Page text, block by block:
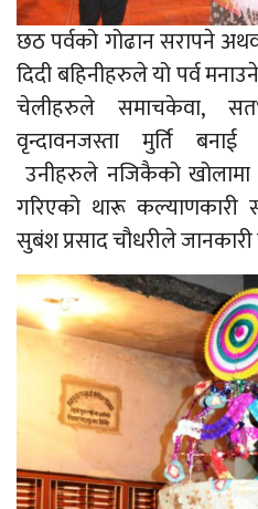
छठ पर्वको गोढान सरापने
दिदी बहिनीहरुले यो पर्व
चेलीहरुले समाचकेवा,
वृन्दावनजस्ता मुर्ति
उनीहरुले नजिकैको
गरिएको थारू कल्याणकारी
सुबंश प्रसाद चौधरीले जानकारी